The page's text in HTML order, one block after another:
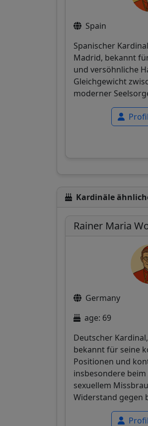
Spain
Spanischer
Madrid, bekannt
und versöhnliche
Gleichgewicht
moderner
Kardinäle
Rainer Maria
Germany
age: 69
Deutscher
bekannt für seine
Positionen und
insbesondere
sexuellem
Widerstand gegen